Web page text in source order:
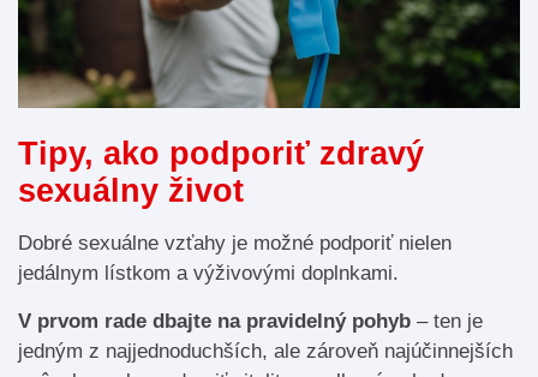
Tipy, ako podporiť zdravý
sexuálny život
Dobré sexuálne vzťahy je možné podporiť nielen
jedálnym lístkom a výživovými doplnkami.
V prvom rade dbajte na pravidelný pohyb – ten je
jedným z najjednoduchších, ale zároveň najúčinnejších